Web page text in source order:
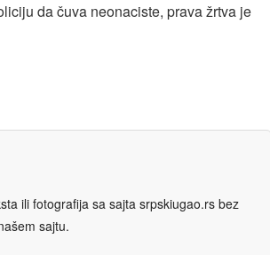
da čuva neonaciste, prava žrtva je
ili fotografija sa sajta srpskiugao.rs bez
sajtu.